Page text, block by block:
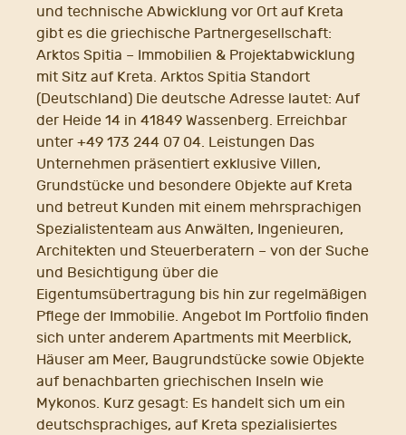
und technische Abwicklung vor Ort auf Kreta
gibt es die griechische Partnergesellschaft:
Arktos Spitia – Immobilien & Projektabwicklung
mit Sitz auf Kreta. Arktos Spitia Standort
(Deutschland) Die deutsche Adresse lautet: Auf
der Heide 14 in 41849 Wassenberg. Erreichbar
unter +49 173 244 07 04. Leistungen Das
Unternehmen präsentiert exklusive Villen,
Grundstücke und besondere Objekte auf Kreta
und betreut Kunden mit einem mehrsprachigen
Spezialistenteam aus Anwälten, Ingenieuren,
Architekten und Steuerberatern – von der Suche
und Besichtigung über die
Eigentumsübertragung bis hin zur regelmäßigen
Pflege der Immobilie. Angebot Im Portfolio finden
sich unter anderem Apartments mit Meerblick,
Häuser am Meer, Baugrundstücke sowie Objekte
auf benachbarten griechischen Inseln wie
Mykonos. Kurz gesagt: Es handelt sich um ein
deutschsprachiges, auf Kreta spezialisiertes